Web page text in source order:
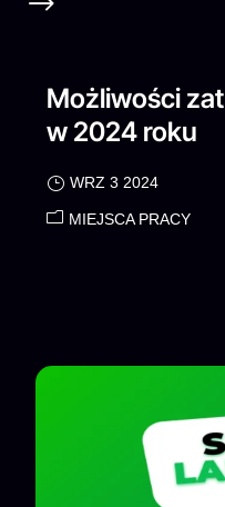
Możliwości
w 2024 roku
WRZ 3 2024
MIEJSCA PRACY